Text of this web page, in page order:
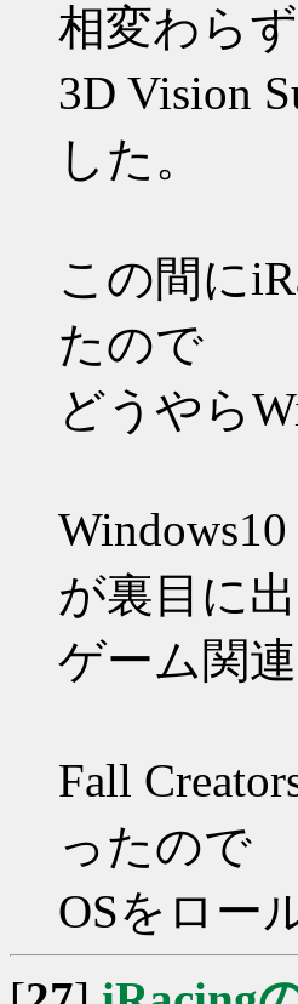
相変わら
3D Vision
した。
この間に
たので
どうやら
が裏目に
ゲーム関
Fall
ったので
OSをロー